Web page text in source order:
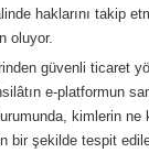
haklarını takip
oluyor.
güvenli ticaret
e-platformun
kimlerin ne
bir şekilde tespit